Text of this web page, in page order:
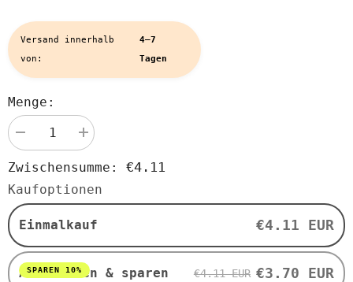
Versand innerhalb
von:
4–7
Tagen
Menge:
verringern
für
Himalaya-
Salz
schwarz
Kala
Namak
dick
1000
g
STANLAB
Menge
erhöhen
Himalaya-
Salz
schwarz
Kala
Namak
dick
1000
g
STANLAB
Zwischensumme: €4.11
Kaufoptionen
Einmalkauf €4.11 EUR
Abonnieren & sparen
SPAREN 10% €4.11 EUR €3.70 EUR